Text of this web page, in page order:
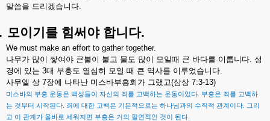
말씀을 드리겠습니다.
모이기를 힘써야 합니다.
We must make an effort to gather together.
나무가 많이 쌓여야 큰불이 붙고 물도 많이 모일때 큰 바다를 이룹니다. 성
경에 있는 3대 부흥도 열심히 모일 때 큰 역사를 이루었습니다.
사무엘 상 7장에 나타난 미스바부흥회가 그랬고(삼상 7:3-13)
미스바의 부흥 운동은 백성들이 자신의 죄를 고백하는 운동이었다 부흥은 죄를 고백하
는 것부터 시작된다 죄에 대한 고백은 기본적으로는 하나님과의 수직적 관계이다
그리
고 이 관계가 올바로 세워지면 부흥은 거의 필연적인 것이 된다